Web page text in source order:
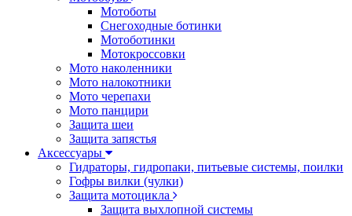
Мотоботы
Снегоходные ботинки
Мотоботинки
Мотокроссовки
Мото наколенники
Мото налокотники
Мото черепахи
Мото панцири
Защита шеи
Защита запястья
Аксессуары
Гидраторы, гидропаки, питьевые системы, поилки
Гофры вилки (чулки)
Защита мотоцикла
Защита выхлопной системы